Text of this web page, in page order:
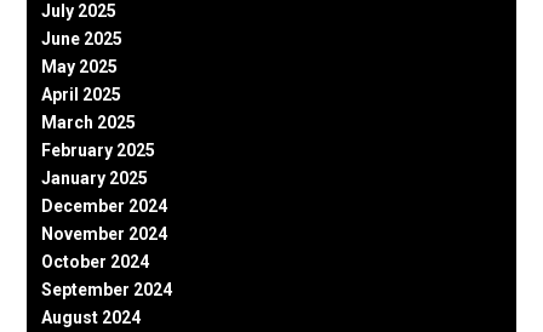
July 2025
June 2025
May 2025
April 2025
March 2025
February 2025
January 2025
December 2024
November 2024
October 2024
September 2024
August 2024